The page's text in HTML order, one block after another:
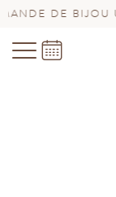
DE BIJOU